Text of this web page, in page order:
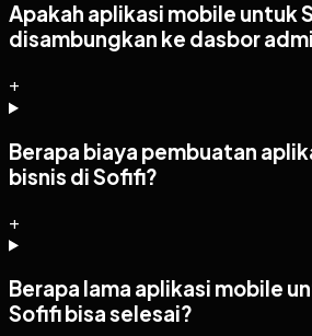
Apakah aplikasi mobile untuk
disambungkan ke dasbor
+
Berapa biaya pembuatan
bisnis di Sofifi?
+
Berapa lama aplikasi mobile
Sofifi bisa selesai?